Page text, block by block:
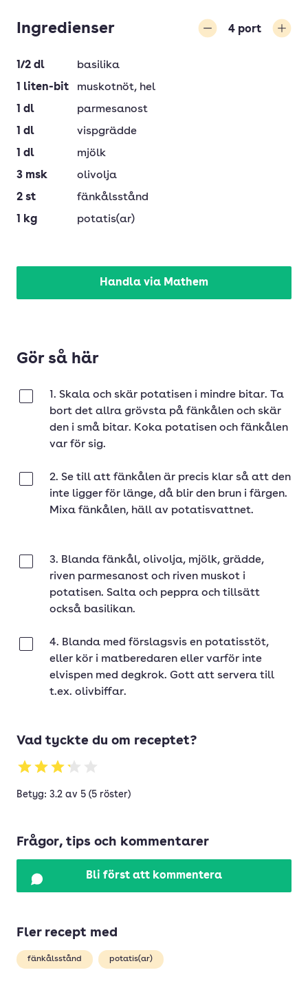
Ingredienser 4 port
1/2 dl
basilika
1 liten-bit
muskotnöt, hel
1 dl
parmesanost
1 dl
vispgrädde
1 dl
mjölk
3 msk
olivolja
2 st
fänkålsstånd
1
kg potatis(ar)
Handla via Mathem
Gör så här
1. Skala och skär potatisen i mindre bitar. Ta
bort det allra grövsta på fänkålen och skär
den i små bitar. Koka potatisen och fänkålen
var för sig.
2. Se till att fänkålen är precis klar så att den
inte ligger för länge, då blir den brun i färgen.
Mixa fänkålen, häll av potatisvattnet.
3. Blanda fänkål, olivolja, mjölk, grädde,
riven parmesanost och riven muskot i
potatisen. Salta och peppra och tillsätt
också basilikan.
4. Blanda med förslagsvis en potatisstöt,
eller kör i matberedaren eller varför inte
elvispen med degkrok. Gott att servera till
t.ex. olivbiffar.
Vad tyckte du om receptet?
Betyg: 3.2 av 5 (5 röster)
Frågor, tips och kommentarer
Bli först att kommentera
Fler recept med
fänkålsstånd potatis(ar)